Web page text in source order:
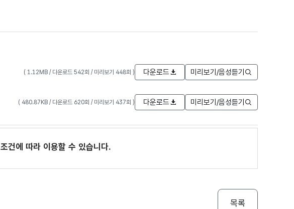
( 1.12MB / 다운로드 542회 / 미리보기 448회 ) 다운로드 미리보기/음성듣기
( 480.87KB / 다운로드 620회 / 미리보기 437회 ) 다운로드 미리보기/음성듣기
조건에 따라 이용할 수 있습니다.
목록